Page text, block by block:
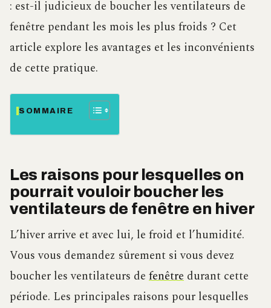
: est-il judicieux de boucher les ventilateurs de
fenêtre pendant les mois les plus froids ? Cet
article explore les avantages et les inconvénients
de cette pratique.
SOMMAIRE
Les raisons pour lesquelles on
pourrait vouloir boucher les
ventilateurs de fenêtre en hiver
L’hiver arrive et avec lui, le froid et l’humidité.
Vous vous demandez sûrement si vous devez
boucher les ventilateurs de fenêtre durant cette
période. Les principales raisons pour lesquelles